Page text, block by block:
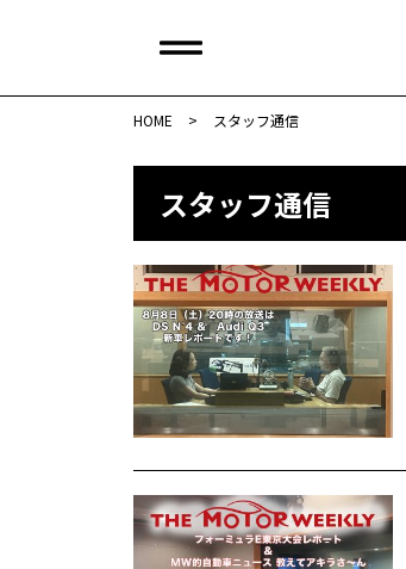
HOME > スタッフ通信
スタッフ通信